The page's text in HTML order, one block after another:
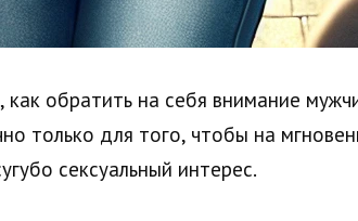
обратить на себя внимание
только для того, чтобы на
сексуальный интерес.